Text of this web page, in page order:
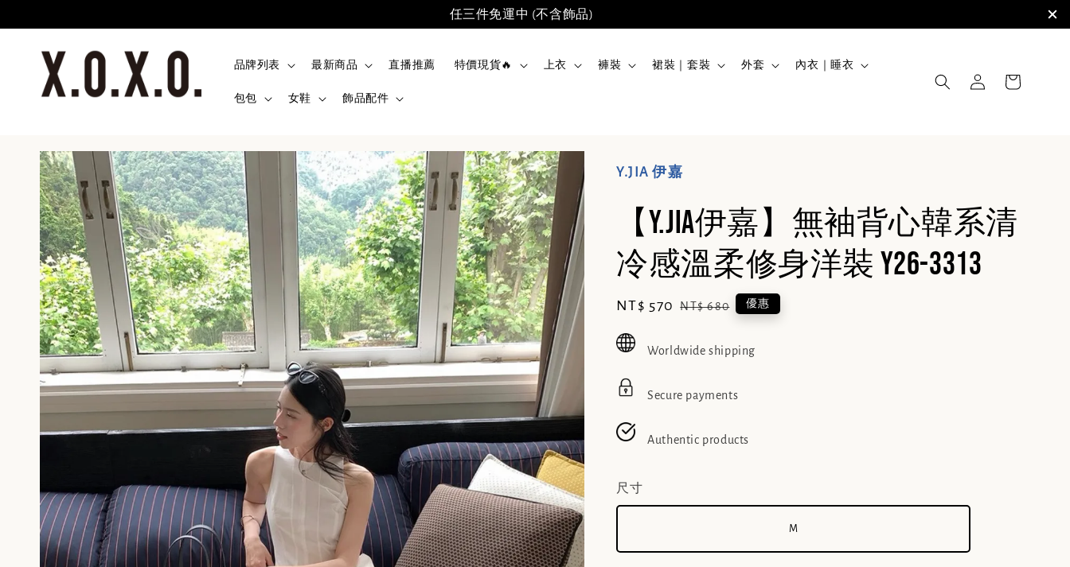
任三件免運中 (不含飾品)
品牌列表 最新商品 直播推薦 特價現貨🔥 上衣 褲裝 裙裝｜套裝 外套 內衣｜睡衣
包包 女鞋 飾品配件
Y.JIA 伊嘉
【Y.JIA伊嘉】無袖背心韓系清
冷感溫柔修身洋裝 Y26-3313
Sale
NT$ 570 Regular
NT$ 680 優惠
Worldwide shipping
Secure payments
Authentic products
尺寸
M